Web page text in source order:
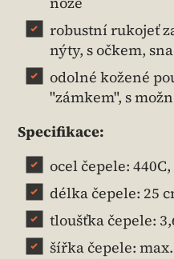
robustní rukojeť
nýty, s očkem,
odolné kožené
"zámkem", s
Specifikace:
ocel čepele:
délka čepele: 25
tloušťka čepele:
šířka čepele: